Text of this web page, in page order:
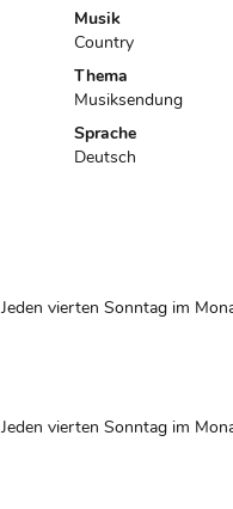
Musik
Country
Thema
Musiksendung
Sprache
Deutsch
Jeden vierten Sonntag im
Jeden vierten Sonntag im